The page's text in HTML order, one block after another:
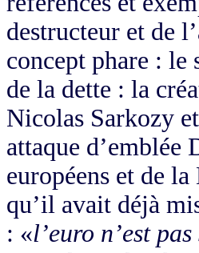
destructeur et de
concept phare : le
de la dette : la
Nicolas Sarkozy
attaque d’emblée
européens et de
qu’il avait déjà
: «l’euro n’est